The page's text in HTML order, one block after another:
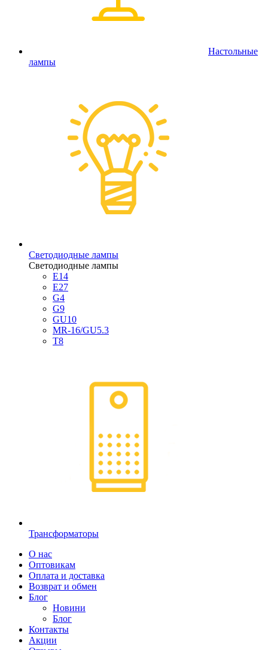
Настольные
лампы
Светодиодные лампы
Светодиодные лампы
E14
E27
G4
G9
GU10
MR-16/GU5.3
T8
Трансформаторы
О нас
Оптовикам
Оплата и доставка
Возврат и обмен
Блог
Новини
Блог
Контакты
Акции